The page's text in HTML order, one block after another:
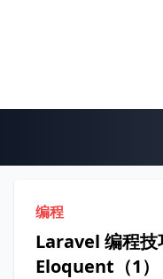
编程
Laravel 编程
Eloquent（1）